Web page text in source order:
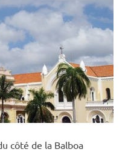
côté de la Balboa